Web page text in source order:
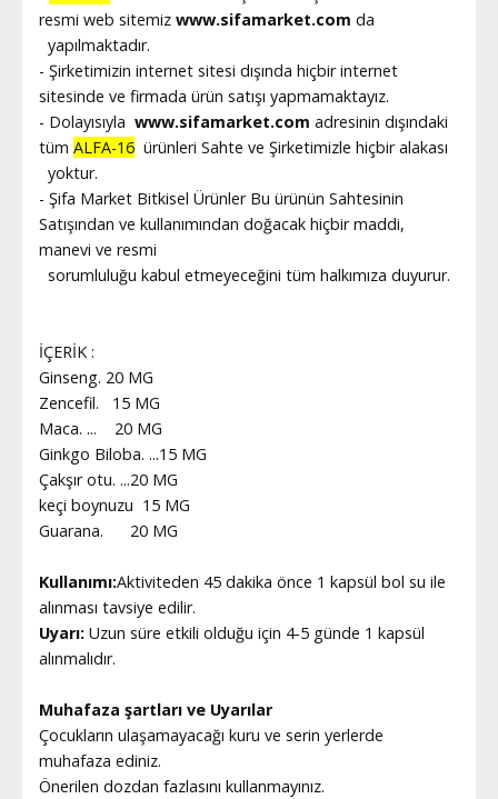
resmi web sitemiz www.sifamarket.com da
yapılmaktadır.
- Şirketimizin internet sitesi dışında hiçbir internet
sitesinde ve firmada ürün satışı yapmamaktayız.
- Dolayısıyla www.sifamarket.com adresinin dışındaki
tüm ALFA-16 ürünleri Sahte ve Şirketimizle hiçbir alakası
yoktur.
- Şifa Market Bitkisel Ürünler Bu ürünün Sahtesinin
Satışından ve kullanımından doğacak hiçbir maddi,
manevi ve resmi
sorumluluğu kabul etmeyeceğini tüm halkımıza duyurur.
İÇERİK :
Ginseng. 20 MG
Zencefil. 15 MG
Maca. ... 20 MG
Ginkgo Biloba. ...15 MG
Çakşır otu. ...20 MG
keçi boynuzu 15 MG
Guarana. 20 MG
Kullanımı:Aktiviteden 45 dakika önce 1 kapsül bol su ile
alınması tavsiye edilir.
Uyarı: Uzun süre etkili olduğu için 4-5 günde 1 kapsül
alınmalıdır.
Muhafaza şartları ve Uyarılar
Çocukların ulaşamayacağı kuru ve serin yerlerde
muhafaza ediniz.
Önerilen dozdan fazlasını kullanmayınız.